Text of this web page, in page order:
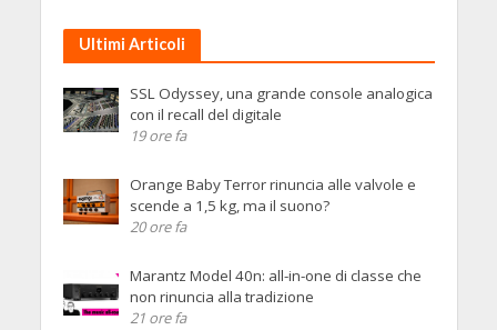
Ultimi Articoli
SSL Odyssey, una grande console analogica
con il recall del digitale
19 ore fa
Orange Baby Terror rinuncia alle valvole e
scende a 1,5 kg, ma il suono?
20 ore fa
Marantz Model 40n: all-in-one di classe che
non rinuncia alla tradizione
21 ore fa